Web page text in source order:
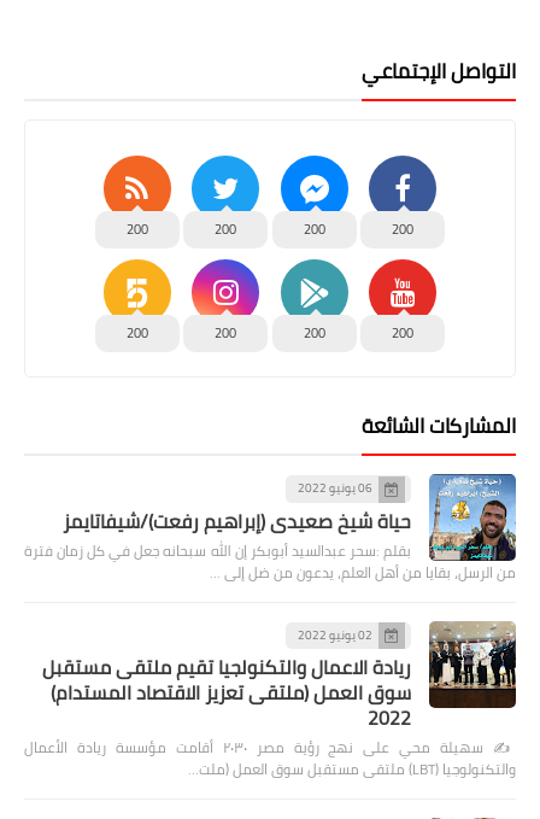
التواصل الإجتماعي
200
200
200
200
200
200
200
200
المشاركات الشائعة
06 يونيو 2022
حياة شيخ صعيدى (إبراهيم رفعت)/شيفاتايمز
بقلم :سحر عبدالسيد أبوبكر إن الله سبحانه جعل في كل زمان فترة
من الرسل، بقايا من أهل العلم، يدعون من ضل إلى …
02 يونيو 2022
ريادة الاعمال والتكنولجيا تقيم ملتقى مستقبل
سوق العمل (ملتقى تعزيز الاقتصاد المستدام)
2022
✍️ سهيلة محي على نهج رؤية مصر ٢٠٣٠ أقامت مؤسسة ريادة الأعمال
والتكنولوجيا (LBT) ملتقى مستقبل سوق العمل (ملت…